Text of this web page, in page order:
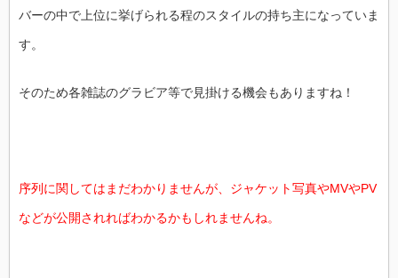
バーの中で上位に挙げられる程のスタイルの持ち主になっていま
す。
そのため各雑誌のグラビア等で見掛ける機会もありますね！
序列に関してはまだわかりませんが、ジャケット写真やMVやPV
などが公開されればわかるかもしれませんね。